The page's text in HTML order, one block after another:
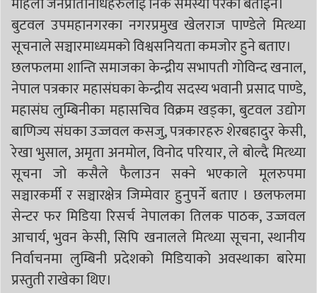
बुटवल उपमहानगरका नगरप्रमुख खेलराज पाण्डेले मित्थ्या
सूचनाले सञ्चारमाध्यमको विश्वसनियता कमजोर हुने बताए।
छलफलमा शान्ति समाजका केन्द्रीय सभापती गोविन्द खनाल,
नेपाल पत्रकार महासंघका केन्द्रीय सदस्य भवानी प्रसाद पाण्डे,
महासंघ लुम्बिनीका महासचिव विक्रम खड्का, बुटवल उद्योग
बाणिज्य संघका उज्जवल कसजु, पत्रकारहरु शेरबहादुर केसी,
रेखा भुसाल, अमृता अनमोल, विनोद परियार, ले बोल्दै मित्थ्या
सूचना जो कसैले फैलाउन सक्ने भएकाले मूलरुपमा
सञ्चारकर्मी र सञ्चारक्षेत्र जिम्मेवार हुनुपर्ने बताए । छलफलमा
सेन्टर फर मिडिया रिसर्च नेपालका तिलक पाठक, उज्जवल
आचार्य, भुवन केसी, सिपि खनालले मित्थ्या सूचना, स्थानीय
निर्वाचनमा लुम्बिनी प्रदेशको मिडियाको अवस्थाका बारेमा
प्रस्तुती राखेका थिए।